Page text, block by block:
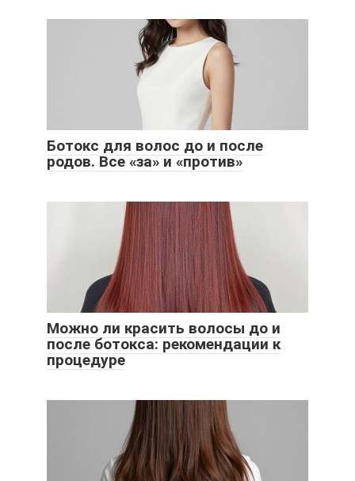
Ботокс для волос до и после
родов. Все «за» и «против»
Можно ли красить волосы до и
после ботокса: рекомендации к
процедуре